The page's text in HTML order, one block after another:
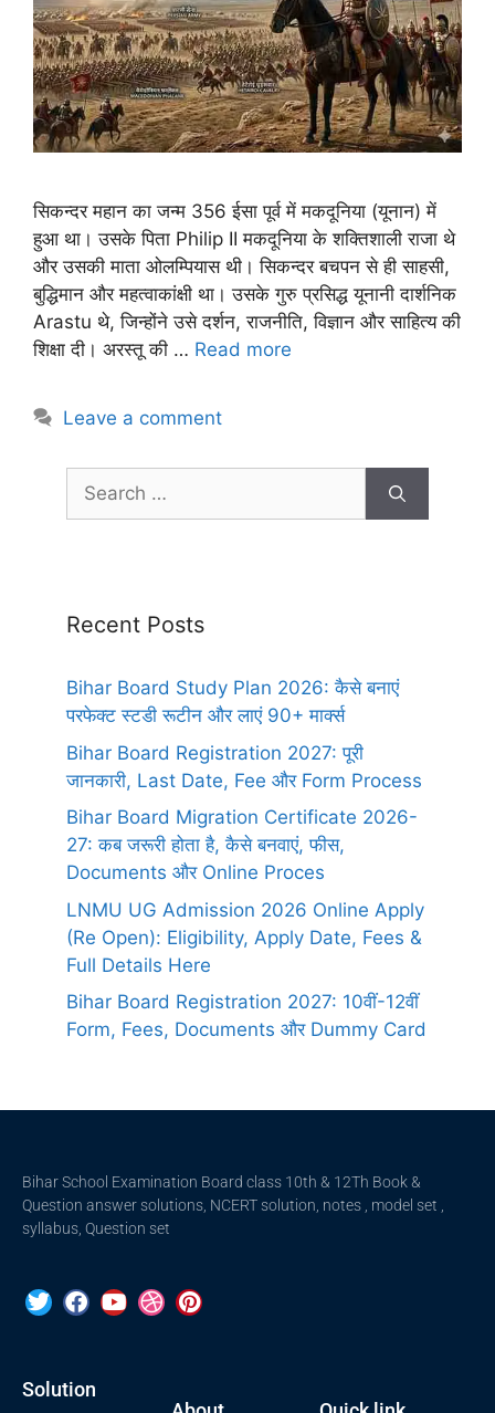
सिकन्दर महान का जन्म 356 ईसा पूर्व में मकदूनिया (यूनान) में
हुआ था। उसके पिता Philip II मकदूनिया के शक्तिशाली राजा थे
और उसकी माता ओलम्पियास थी। सिकन्दर बचपन से ही साहसी,
बुद्धिमान और महत्वाकांक्षी था। उसके गुरु प्रसिद्ध यूनानी दार्शनिक
Arastu थे, जिन्होंने उसे दर्शन, राजनीति, विज्ञान और साहित्य की
शिक्षा दी। अरस्तू की … Read more
Leave a comment
Recent Posts
Bihar Board Study Plan 2026: कैसे बनाएं
परफेक्ट स्टडी रूटीन और लाएं 90+ मार्क्स
Bihar Board Registration 2027: पूरी
जानकारी, Last Date, Fee और Form Process
Bihar Board Migration Certificate 2026-
27: कब जरूरी होता है, कैसे बनवाएं, फीस,
Documents और Online Proces
LNMU UG Admission 2026 Online Apply
(Re Open): Eligibility, Apply Date, Fees &
Full Details Here
Bihar Board Registration 2027: 10वीं-12वीं
Form, Fees, Documents और Dummy Card
Bihar School Examination Board class 10th & 12Th Book &
Question answer solutions, NCERT solution, notes , model set ,
syllabus, Question set
Solution